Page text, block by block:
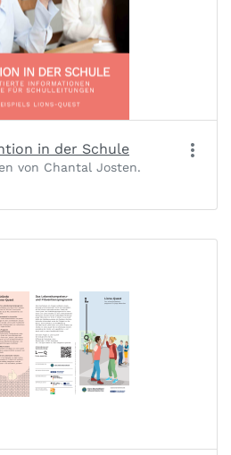
in der Schule
von Chantal Josten.